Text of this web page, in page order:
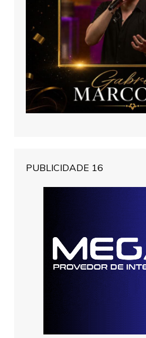
PUBLICIDADE 16